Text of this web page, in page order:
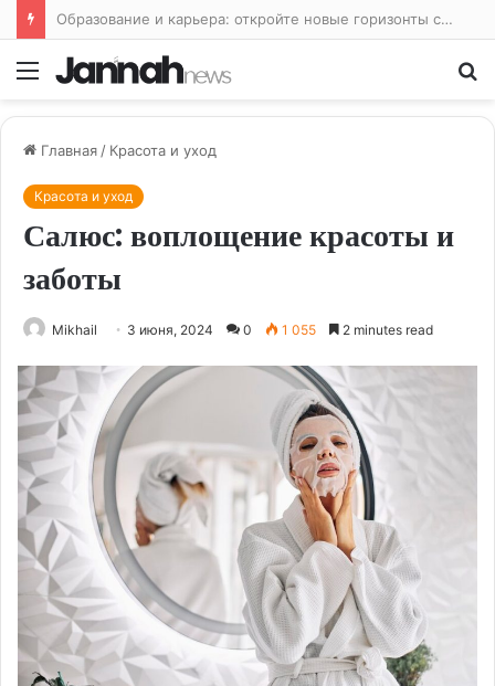
Интенсивные тренировки: путь к максимальной производительности
Меню
Главная / Красота и уход
Красота и уход
Салюс: воплощение красоты и
заботы
Mikhail 3 июня, 2024 0 1 055 2 minutes read